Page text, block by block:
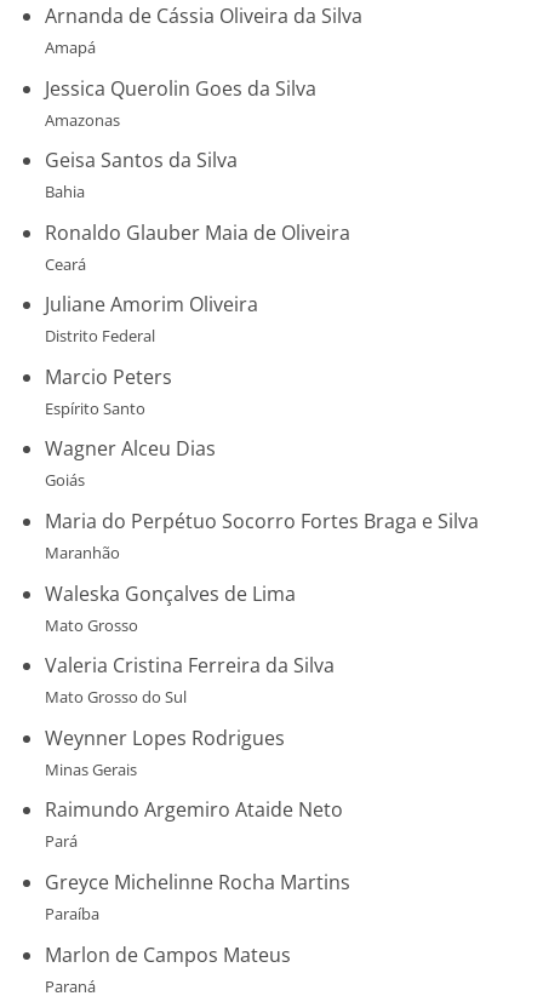
Arnanda de Cássia Oliveira da Silva
Amapá
Jessica Querolin Goes da Silva
Amazonas
Geisa Santos da Silva
Bahia
Ronaldo Glauber Maia de Oliveira
Ceará
Juliane Amorim Oliveira
Distrito Federal
Marcio Peters
Espírito Santo
Wagner Alceu Dias
Goiás
Maria do Perpétuo Socorro Fortes Braga e Silva
Maranhão
Waleska Gonçalves de Lima
Mato Grosso
Valeria Cristina Ferreira da Silva
Mato Grosso do Sul
Weynner Lopes Rodrigues
Minas Gerais
Raimundo Argemiro Ataide Neto
Pará
Greyce Michelinne Rocha Martins
Paraíba
Marlon de Campos Mateus
Paraná